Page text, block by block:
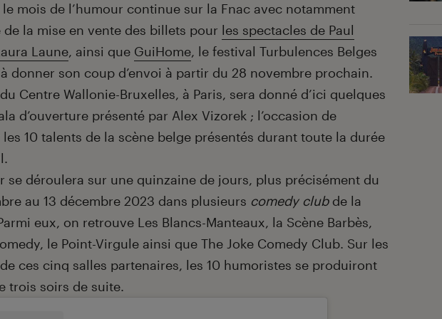
mois de l’humour continue sur la Fnac avec notamment
de la mise en vente des billets pour les spectacles de Paul
Laune, ainsi que GuiHome, le festival Turbulences Belges
à donner son coup d’envoi à partir du 28 novembre prochain.
Centre Wallonie-Bruxelles, à Paris, sera donné d’ici quelques
d’ouverture présenté par Alex Vizorek ; l’occasion de
10 talents de la scène belge présentés durant toute la durée
se déroulera sur une quinzaine de jours, plus précisément du
au 13 décembre 2023 dans plusieurs comedy clubde la
eux, on retrouve Les Blancs-Manteaux, la Scène Barbès,
le Point-Virgule ainsi que The Joke Comedy Club. Sur les
ces cinq salles partenaires, les 10 humoristes se produiront
trois soirs de suite.